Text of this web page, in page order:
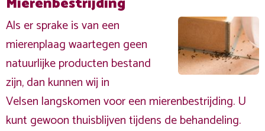
Als er sprake is van een
mierenplaag waartegen geen
natuurlijke producten bestand
zijn, dan kunnen wij in
Velsen langskomen voor een mierenbestrijding. U
kunt gewoon thuisblijven tijdens de behandeling.